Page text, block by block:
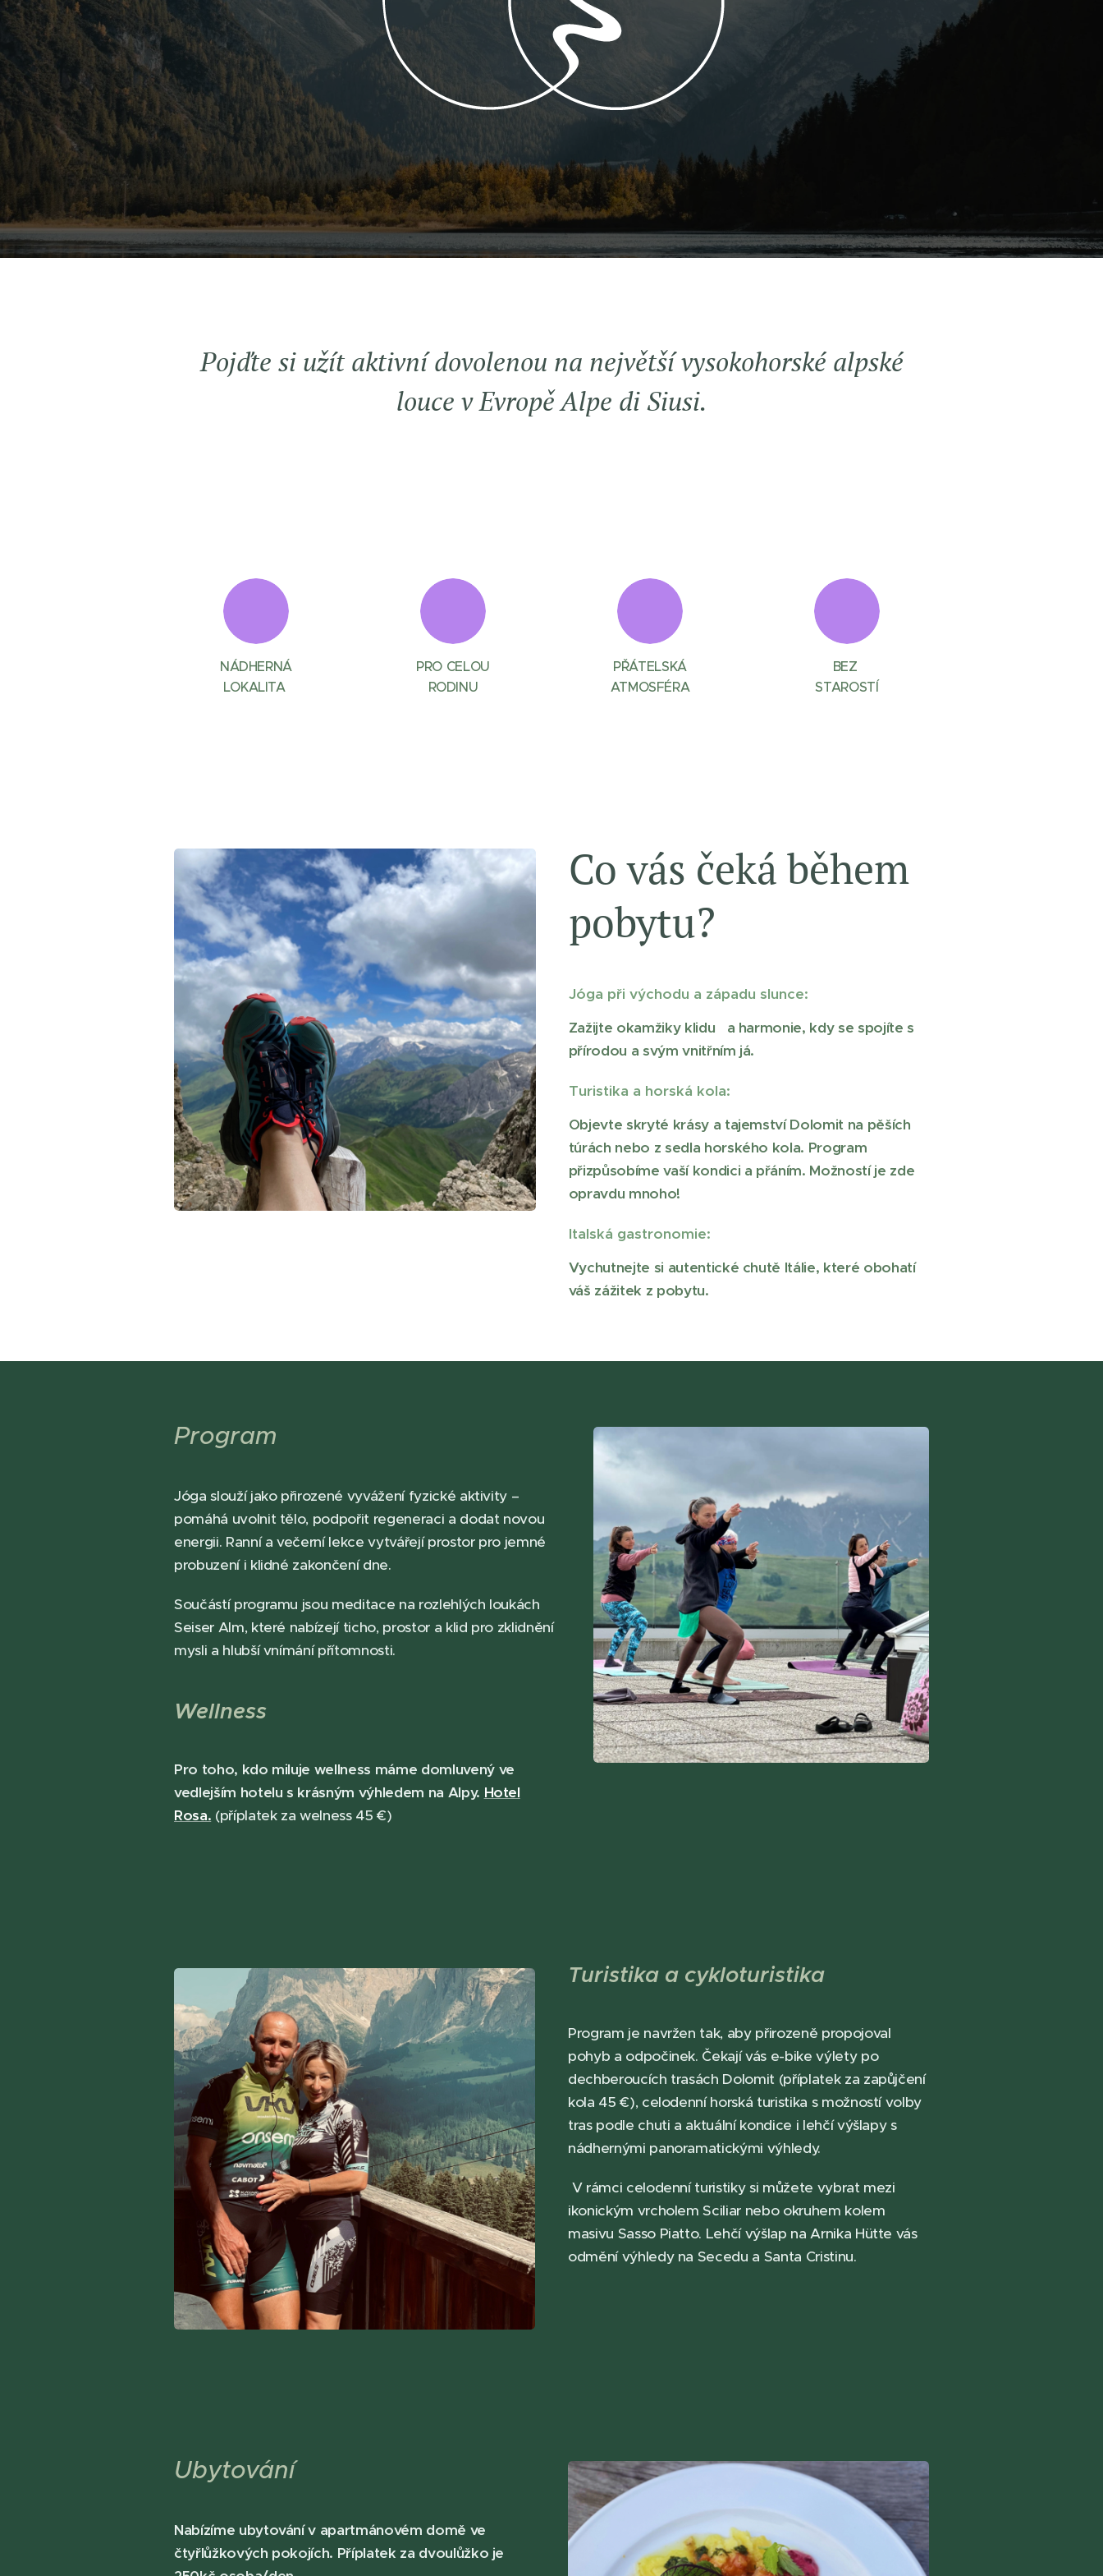
Pojďte si užít aktivní dovolenou na největší vysokohorské alpské
louce v Evropě Alpe di Siusi.
NÁDHERNÁ
LOKALITA
PRO CELOU
RODINU
PŘÁTELSKÁ
ATMOSFÉRA
BEZ
STAROSTÍ
Co vás čeká během
pobytu?
Jóga při východu a západu slunce:
Zažijte okamžiky klidu a harmonie, kdy se spojíte s
přírodou a svým vnitřním já.
Turistika a horská kola:
Objevte skryté krásy a tajemství Dolomit na pěších
túrách nebo z sedla horského kola. Program
přizpůsobíme vaší kondici a přáním. Možností je zde
opravdu mnoho!
Italská gastronomie:
Vychutnejte si autentické chutě Itálie, které obohatí
váš zážitek z pobytu.
Program
Jóga slouží jako přirozené vyvážení fyzické aktivity –
pomáhá uvolnit tělo, podpořit regeneraci a dodat novou
energii. Ranní a večerní lekce vytvářejí prostor pro jemné
probuzení i klidné zakončení dne.
Součástí programu jsou meditace na rozlehlých loukách
Seiser Alm, které nabízejí ticho, prostor a klid pro zklidnění
mysli a hlubší vnímání přítomnosti.
Wellness
Pro toho, kdo miluje wellness máme domluvený ve
vedlejším hotelu s krásným výhledem na Alpy. Hotel
Rosa. (příplatek za welness 45 €)
Turistika a cykloturistika
Program je navržen tak, aby přirozeně propojoval
pohyb a odpočinek. Čekají vás e-bike výlety po
dechberoucích trasách Dolomit (příplatek za zapůjčení
kola 45 €), celodenní horská turistika s možností volby
tras podle chuti a aktuální kondice i lehčí výšlapy s
nádhernými panoramatickými výhledy.
V rámci celodenní turistiky si můžete vybrat mezi
ikonickým vrcholem Sciliar nebo okruhem kolem
masivu Sasso Piatto. Lehčí výšlap na Arnika Hütte vás
odmění výhledy na Secedu a Santa Cristinu.
Ubytování
Nabízíme ubytování v apartmánovém domě ve
čtyřlůžkových pokojích. Příplatek za dvoulůžko je